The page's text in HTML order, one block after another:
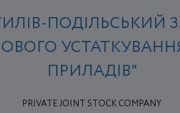
ПОДІЛЬСЬКИЙ
ПРИЛАДІВ"
PRIVATE JOINT STOCK COMPANY